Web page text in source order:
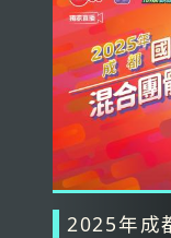
2025年成